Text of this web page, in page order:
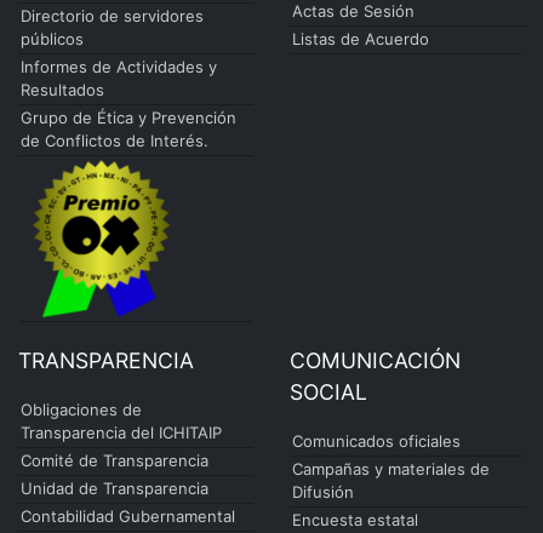
Directorio de servidores
públicos
Informes de Actividades y
Resultados
Grupo de Ética y Prevención
de Conflictos de Interés.
Actas de Sesión
Listas de Acuerdo
TRANSPARENCIA
Obligaciones de
Transparencia del ICHITAIP
Comité de Transparencia
Unidad de Transparencia
Contabilidad Gubernamental
COMUNICACIÓN
SOCIAL
Comunicados oficiales
Campañas y materiales de
Difusión
Encuesta estatal